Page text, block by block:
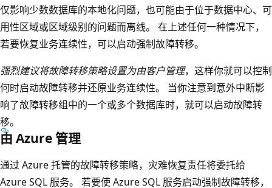
仅影响少数数据库的本地化问题，也可能由于位于数据中心、可
用性区域或区域级别的问题而离线。 在上述任何一种情况下，
若要恢复业务连续性，可以启动强制故障转移。
强烈建议将故障转移策略设置为由客户管理，这样你就可以控制
何时启动故障转移并还原业务连续性。 当你注意到意外中断影
响了故障转移组中的一个或多个数据库时，就可以启动故障转
移。
由 Azure 管理
通过 Azure 托管的故障转移策略，灾难恢复责任将委托给
Azure SQL 服务。 若要使 Azure SQL 服务启动强制故障转移，